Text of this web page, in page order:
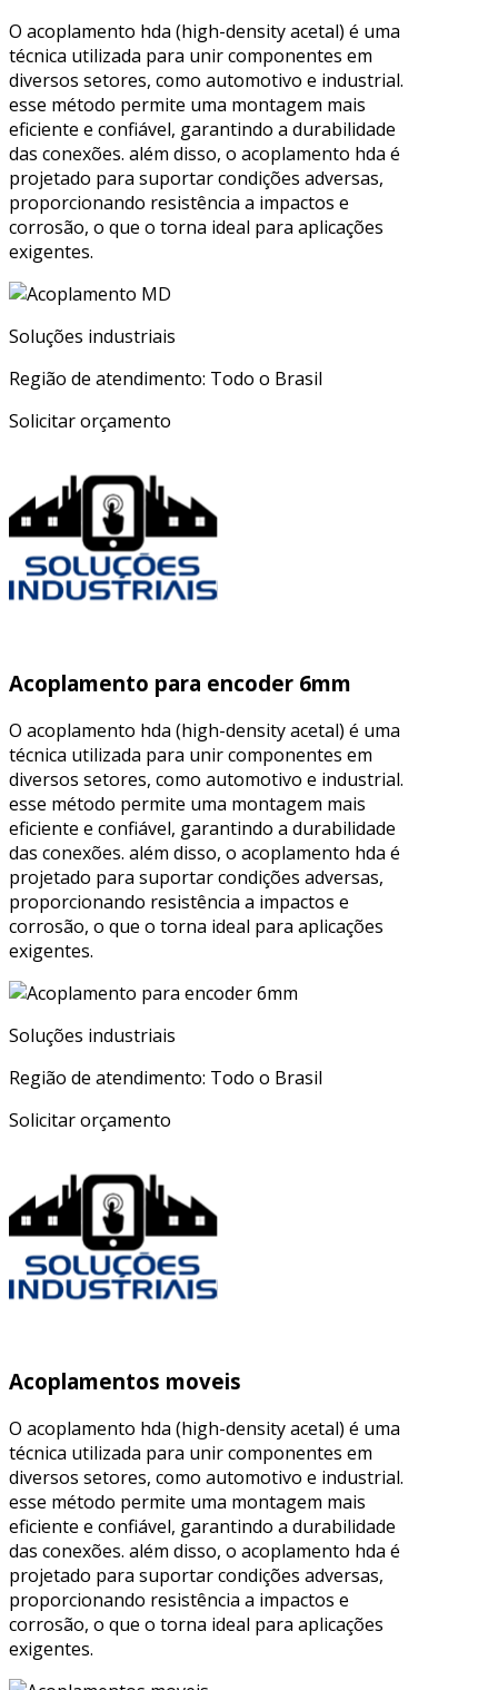
O acoplamento hda (high-density acetal) é uma
técnica utilizada para unir componentes em
diversos setores, como automotivo e industrial.
esse método permite uma montagem mais
eficiente e confiável, garantindo a durabilidade
das conexões. além disso, o acoplamento hda é
projetado para suportar condições adversas,
proporcionando resistência a impactos e
corrosão, o que o torna ideal para aplicações
exigentes.
Soluções industriais
Região de atendimento: Todo o Brasil
Solicitar orçamento
Acoplamento para encoder 6mm
O acoplamento hda (high-density acetal) é uma
técnica utilizada para unir componentes em
diversos setores, como automotivo e industrial.
esse método permite uma montagem mais
eficiente e confiável, garantindo a durabilidade
das conexões. além disso, o acoplamento hda é
projetado para suportar condições adversas,
proporcionando resistência a impactos e
corrosão, o que o torna ideal para aplicações
exigentes.
Soluções industriais
Região de atendimento: Todo o Brasil
Solicitar orçamento
Acoplamentos moveis
O acoplamento hda (high-density acetal) é uma
técnica utilizada para unir componentes em
diversos setores, como automotivo e industrial.
esse método permite uma montagem mais
eficiente e confiável, garantindo a durabilidade
das conexões. além disso, o acoplamento hda é
projetado para suportar condições adversas,
proporcionando resistência a impactos e
corrosão, o que o torna ideal para aplicações
exigentes.